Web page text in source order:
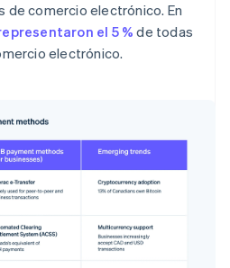
de comercio electrónico. En
el 5 %de todas
electrónico.